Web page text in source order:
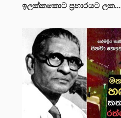
ඉලක්කකොට ප්‍රහාරයට ලක...